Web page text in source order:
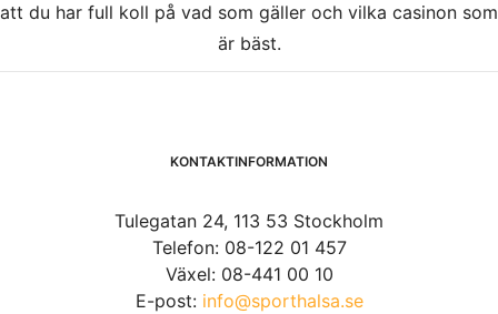
att du har full koll på vad som gäller och vilka casinon som
är bäst.
KONTAKTINFORMATION
Tulegatan 24, 113 53 Stockholm
Telefon: 08-122 01 457
Växel: 08-441 00 10
E-post: info@sporthalsa.se